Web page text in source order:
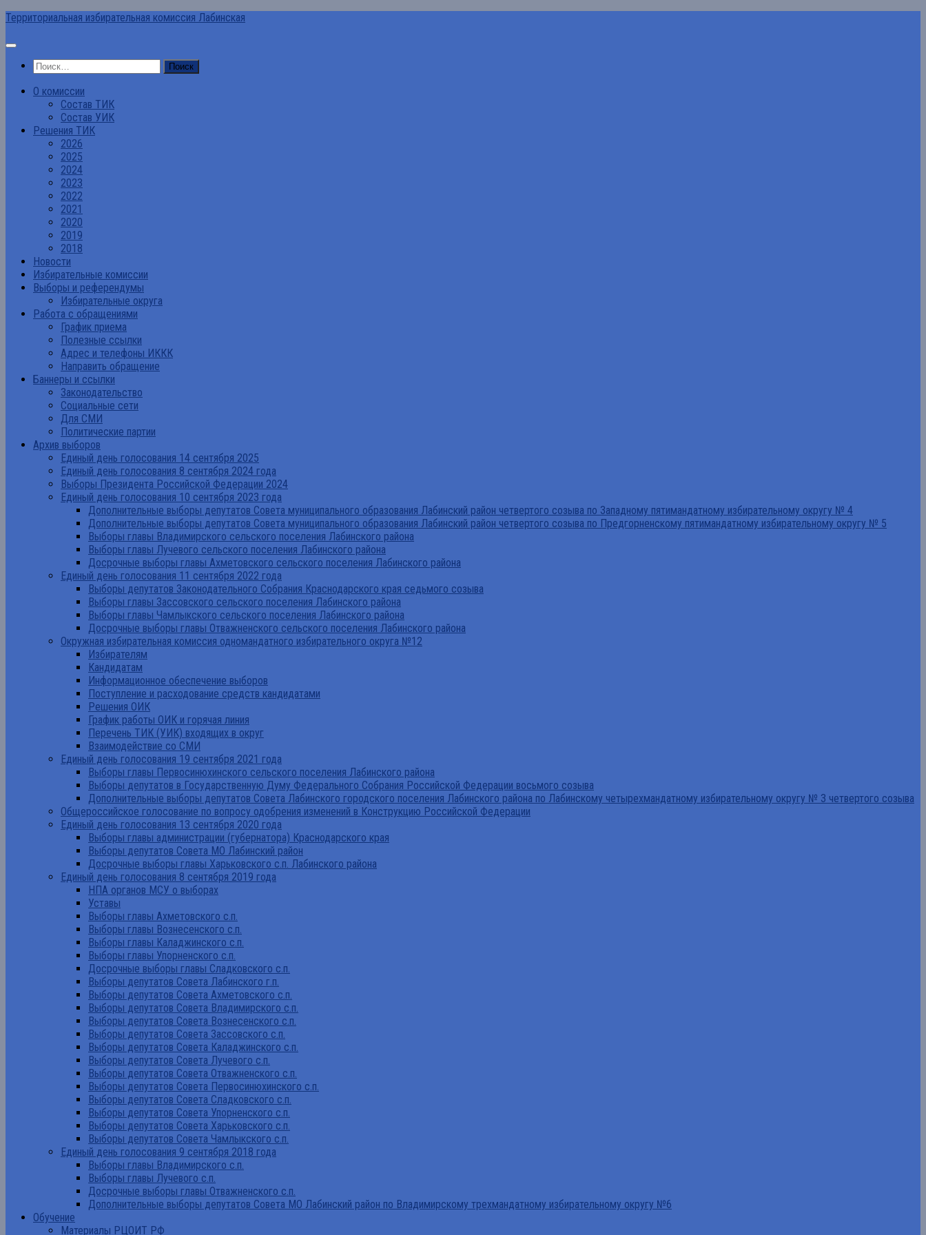
Перейти
содержимому
Территориальная избирательная комиссия Лабинская
Найти:
О комиссии
Состав ТИК
Состав УИК
Решения ТИК
2026
2025
2024
2023
2022
2021
2020
2019
2018
Новости
Избирательные комиссии
Выборы и референдумы
Избирательные округа
Работа с обращениями
График приема
Полезные ссылки
Адрес и телефоны ИККК
Направить обращение
Баннеры и ссылки
Законодательство
Социальные сети
Для СМИ
Политические партии
Архив выборов
Единый день голосования 14 сентября 2025
Единый день голосования 8 сентября 2024 года
Выборы Президента Российской Федерации 2024
Единый день голосования 10 сентября 2023 года
Дополнительные выборы депутатов Совета муниципального образования Лабинский район четвертого созыва по Западному пятимандатному избирательному округу № 4
Дополнительные выборы депутатов Совета муниципального образования Лабинский район четвертого созыва по Предгорненскому пятимандатному избирательному округу № 5
Выборы главы Владимирского сельского поселения Лабинского района
Выборы главы Лучевого сельского поселения Лабинского района
Досрочные выборы главы Ахметовского сельского поселения Лабинского района
Единый день голосования 11 сентября 2022 года
Выборы депутатов Законодательного Собрания Краснодарского края седьмого созыва
Выборы главы Зассовского сельского поселения Лабинского района
Выборы главы Чамлыкского сельского поселения Лабинского района
Досрочные выборы главы Отважненского сельского поселения Лабинского района
Окружная избирательная комиссия одномандатного избирательного округа №12
Избирателям
Кандидатам
Информационное обеспечение выборов
Поступление и расходование средств кандидатами
Решения ОИК
График работы ОИК и горячая линия
Перечень ТИК (УИК) входящих в округ
Взаимодействие со СМИ
Единый день голосования 19 сентября 2021 года
Выборы главы Первосинюхинского сельского поселения Лабинского района
Выборы депутатов в Государственную Думу Федерального Собрания Российской Федерации восьмого созыва
Дополнительные выборы депутатов Совета Лабинского городского поселения Лабинского района по Лабинскому четырехмандатному избирательному округу № 3 четвертого созыва
Общероссийское голосование по вопросу одобрения изменений в Конструкцию Российской Федерации
Единый день голосования 13 сентября 2020 года
Выборы главы администрации (губернатора) Краснодарского края
Выборы депутатов Совета МО Лабинский район
Досрочные выборы главы Харьковского с.п. Лабинского района
Единый день голосования 8 сентября 2019 года
НПА органов МСУ о выборах
Уставы
Выборы главы Ахметовского с.п.
Выборы главы Вознесенского с.п.
Выборы главы Каладжинского с.п.
Выборы главы Упорненского с.п.
Досрочные выборы главы Сладковского с.п.
Выборы депутатов Совета Лабинского г.п.
Выборы депутатов Совета Ахметовского с.п.
Выборы депутатов Совета Владимирского с.п.
Выборы депутатов Совета Вознесенского с.п.
Выборы депутатов Совета Зассовского с.п.
Выборы депутатов Совета Каладжинского с.п.
Выборы депутатов Совета Лучевого с.п.
Выборы депутатов Совета Отважненского с.п.
Выборы депутатов Совета Первосинюхинского с.п.
Выборы депутатов Совета Сладковского с.п.
Выборы депутатов Совета Упорненского с.п.
Выборы депутатов Совета Харьковского с.п.
Выборы депутатов Совета Чамлыкского с.п.
Единый день голосования 9 сентября 2018 года
Выборы главы Владимирского с.п.
Выборы главы Лучевого с.п.
Досрочные выборы главы Отважненского с.п.
Дополнительные выборы депутатов Совета МО Лабинский район по Владимирскому трехмандатному избирательному округу №6
Обучение
Материалы РЦОИТ РФ